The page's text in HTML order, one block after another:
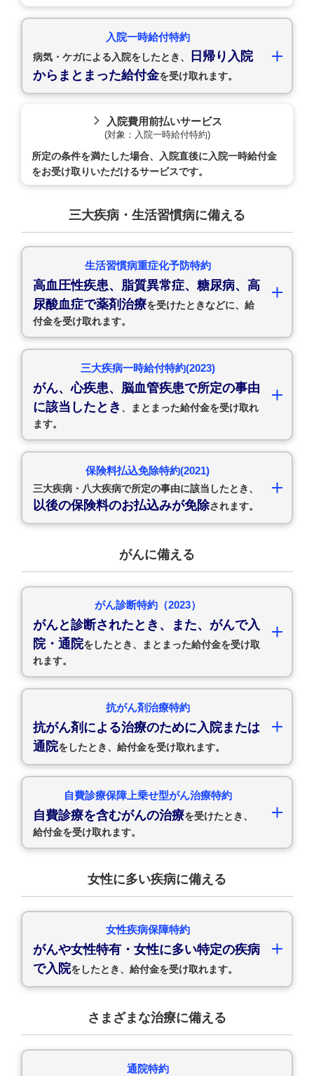
入院一時給付特約
病気・ケガによる入院をしたとき、
日帰り入院
からまとまった給付金を受け取れます。
入院費用前払いサービス
(対象：入院一時給付特約)
所定の条件を満たした場合、入院直後に入院一時給付金
をお受け取りいただけるサービスです。
三大疾病・生活習慣病に備える
生活習慣病重症化予防特約
高血圧性疾患、脂質異常症、糖尿病、高
尿酸血症で薬剤治療を受けたときなどに、給
付金を受け取れます。
三大疾病一時給付特約(2023)
がん、心疾患、脳血管疾患で所定の事由
に該当したとき 、まとまった給付金を受け取れ
ます。
保険料払込免除特約(2021)
三大疾病・八大疾病で所定の事由に該当したとき、
以後の保険料のお払込みが免除されます。
がんに備える
がん診断特約（2023）
がんと診断されたとき、また、がんで入
院・通院をしたとき、まとまった給付金を受け取
れます。
抗がん剤治療特約
抗がん剤による治療のために入院または
通院をしたとき、給付金を受け取れます。
自費診療保障上乗せ型がん治療特約
自費診療を含むがんの治療を受けたとき、
給付金を受け取れます。
女性に多い疾病に備える
女性疾病保障特約
がんや女性特有・女性に多い特定の疾病
で入院をしたとき、給付金を受け取れます。
さまざまな治療に備える
通院特約